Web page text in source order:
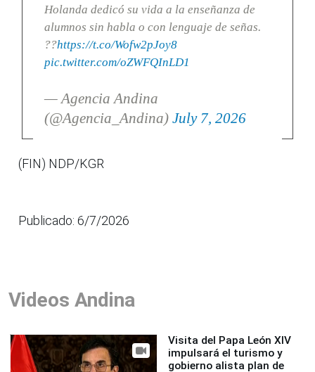
Holanda dedicó su vida a la enseñanza de
alumnos sin habla o con lenguaje de señas.
??https://t.co/Wofw2pJoy8
pic.twitter.com/oZWFQInLD1
— Agencia Andina
(@Agencia_Andina) July 7, 2026
(FIN) NDP/KGR
Publicado: 6/7/2026
Videos Andina
Visita del Papa León XIV
impulsará el turismo y
gobierno alista plan de